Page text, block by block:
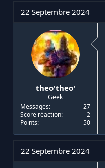
22 Septembre 2024
theo'theo'
Geek
Messages
27
Score réaction
2
Points
50
22 Septembre 2024